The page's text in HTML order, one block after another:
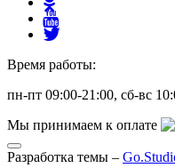
Время работы:
пн-пт 09:00-21:00, сб-вс
Мы принимаем к оплате
Разработка темы –